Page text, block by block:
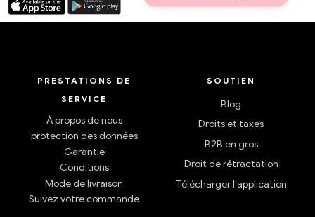
PRESTATIONS DE
SERVICE
À propos de nous
protection des données
Garantie
Conditions
Mode de livraison
Suivez votre commande
SOUTIEN
Blog
Droits et taxes
B2B en gros
Droit de rétractation
Télécharger l'application